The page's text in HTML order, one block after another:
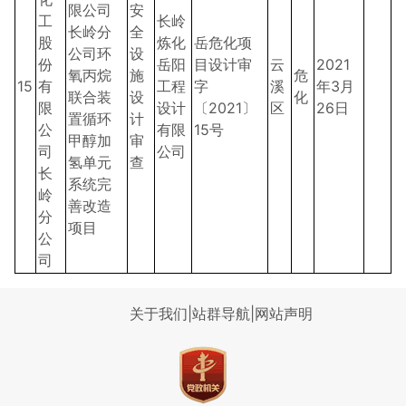
15
工
股
份
有
限
公
司
长
岭
分
公
司
限公司
长岭分
公司环
氧丙烷
联合装
置循环
甲醇加
氢单元
系统完
善改造
项目
安
全
设
施
设
计
审
查
长岭
炼化
岳阳
工程
设计
有限
公司
岳危化项
目设计审
字
〔2021〕
15号
云
溪
区
危
化
2021
年3月
26日
关于我们 站群导航 网站声明